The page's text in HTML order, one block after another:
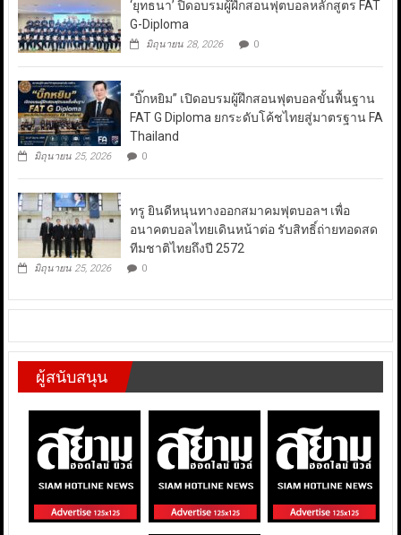
‘ยุทธนา’ ปิดอบรมผู้ฝึกสอนฟุตบอลหลักสูตร FAT
G-Diploma
มิถุนายน 28, 2026 0
“บิ๊กหยิม” เปิดอบรมผู้ฝึกสอนฟุตบอลขั้นพื้นฐาน
FAT G Diploma ยกระดับโค้ชไทยสู่มาตรฐาน FA
Thailand
มิถุนายน 25, 2026 0
ทรู ยินดีหนุนทางออกสมาคมฟุตบอลฯ เพื่อ
อนาคตบอลไทยเดินหน้าต่อ รับสิทธิ์ถ่ายทอดสด
ทีมชาติไทยถึงปี 2572
มิถุนายน 25, 2026 0
ผู้สนับสนุน